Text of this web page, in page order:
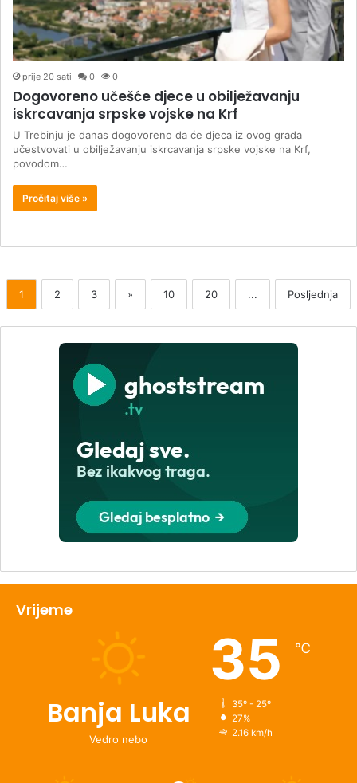
prije 20 sati 0 0
Dogovoreno učešće djece u obilježavanju
iskrcavanja srpske vojske na Krf
U Trebinju je danas dogovoreno da će djeca iz ovog grada
učestvovati u obilježavanju iskrcavanja srpske vojske na Krf,
povodom…
Pročitaj više »
1 2 3 » 10 20 ... Posljednja
Vrijeme
Banja Luka
Vedro nebo
35 ℃
35º - 25º
27%
2.16 km/h